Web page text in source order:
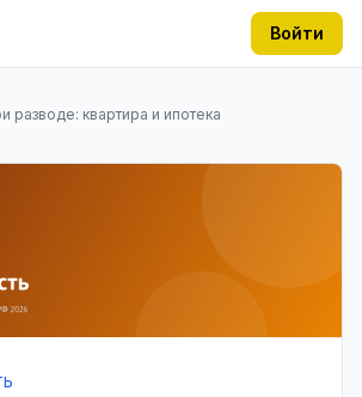
Войти
разводе: квартира и ипотека